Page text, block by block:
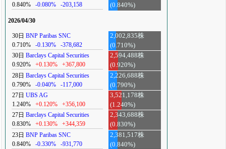
0.840%
-0.080% -203,158
(0.840%)
2026/04/30
30日 BNP Paribas SNC
0.710%
-0.130% -378,682
2,002,835株
(0.710%)
30日 Barclays Capital Securities
0.920%
+0.130% +367,800
2,594,488株
(0.920%)
28日 Barclays Capital Securities
0.790%
-0.040% -117,000
2,226,688株
(0.790%)
27日 UBS AG
1.240%
+0.120% +356,100
3,521,178株
(1.240%)
27日 Barclays Capital Securities
0.830%
+0.130% +344,359
2,343,688株
(0.830%)
23日 BNP Paribas SNC
0.840%
-0.330% -931,770
2,381,517株
(0.840%)